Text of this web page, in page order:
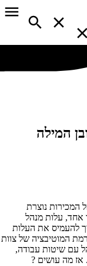
המכירות נוצרת
אחד, עלות מנהל
לארגון למעלה מ 40,000 ₪ וצריך להעמיס את העלות
המוטיבציה של צוות
עם שיטות עבודה,
אז מה עושים ?